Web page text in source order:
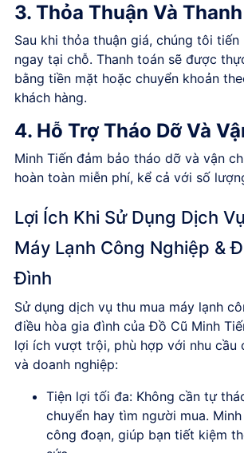
3. Thỏa Thuận Và
Sau khi thỏa thuận giá, chúng tôi tiến
ngay tại chỗ. Thanh toán sẽ được
bằng tiền mặt hoặc chuyển khoản
khách hàng.
4. Hỗ Trợ Tháo Dỡ Và
Minh Tiến đảm bảo tháo dỡ và vận
hoàn toàn miễn phí, kể cả với số
Lợi Ích Khi Sử Dụng Dịch
Máy Lạnh Công Nghiệp &
Đình
Sử dụng dịch vụ thu mua máy lạnh
điều hòa gia đình của Đồ Cũ Minh
lợi ích vượt trội, phù hợp với nhu cầu
và doanh nghiệp:
Tiện lợi tối đa: Không cần tự
chuyển hay tìm người mua.
công đoạn, giúp bạn tiết kiệm